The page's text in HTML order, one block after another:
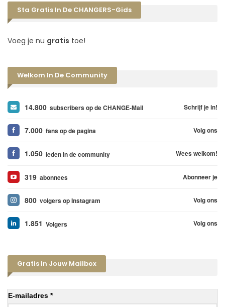
Sta Gratis In De CHANGERS-Gids
Voeg je nu gratis toe!
Welkom In De Community
14.800 subscribers op de CHANGE-Mail Schrijf je in!
7.000 fans op de pagina Volg ons
1.050 leden in de community Wees welkom!
319 abonnees Abonneer je
800 volgers op Instagram Volg ons
1.851 Volgers Volg ons
Gratis In Jouw Mailbox
E-mailadres *